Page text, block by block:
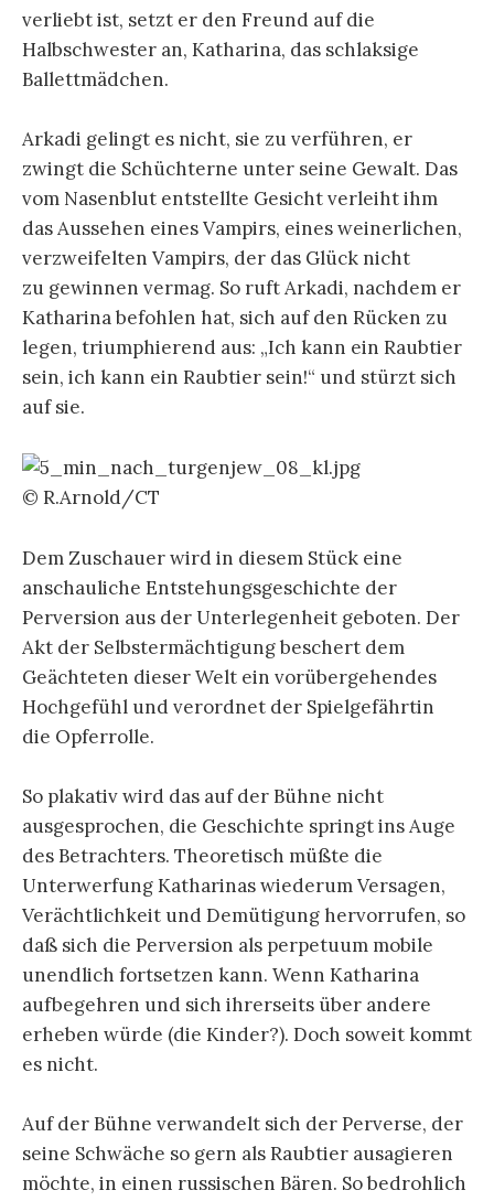
verliebt ist, setzt er den Freund auf die
Halbschwester an, Katharina, das schlaksige
Ballettmädchen.
Arkadi gelingt es nicht, sie zu verführen, er
zwingt die Schüchterne unter seine Gewalt. Das
vom Nasenblut entstellte Gesicht verleiht ihm
das Aussehen eines Vampirs, eines weinerlichen,
verzweifelten Vampirs, der das Glück nicht
zu gewinnen vermag. So ruft Arkadi, nachdem er
Katharina befohlen hat, sich auf den Rücken zu
legen, triumphierend aus: „Ich kann ein Raubtier
sein, ich kann ein Raubtier sein!“ und stürzt sich
auf sie.
© R.Arnold/CT
Dem Zuschauer wird in diesem Stück eine
anschauliche Entstehungsgeschichte der
Perversion aus der Unterlegenheit geboten. Der
Akt der Selbstermächtigung beschert dem
Geächteten dieser Welt ein vorübergehendes
Hochgefühl und verordnet der Spielgefährtin
die Opferrolle.
So plakativ wird das auf der Bühne nicht
ausgesprochen, die Geschichte springt ins Auge
des Betrachters. Theoretisch müßte die
Unterwerfung Katharinas wiederum Versagen,
Verächtlichkeit und Demütigung hervorrufen, so
daß sich die Perversion als perpetuum mobile
unendlich fortsetzen kann. Wenn Katharina
aufbegehren und sich ihrerseits über andere
erheben würde (die Kinder?). Doch soweit kommt
es nicht.
Auf der Bühne verwandelt sich der Perverse, der
seine Schwäche so gern als Raubtier ausagieren
möchte, in einen russischen Bären. So bedrohlich